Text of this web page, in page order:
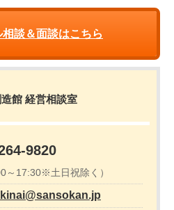
談＆面談はこちら
館 経営相談室
9820
～17:30※土日祝除く）